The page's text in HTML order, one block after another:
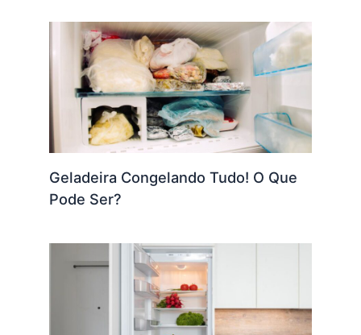
Geladeira Congelando Tudo! O Que
Pode Ser?